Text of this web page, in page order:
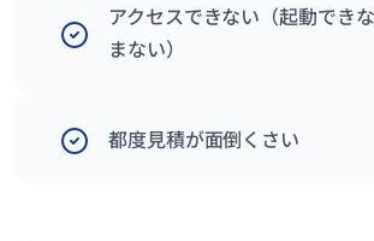
アクセスできない（起動でき
まない）
都度見積が面倒くさい